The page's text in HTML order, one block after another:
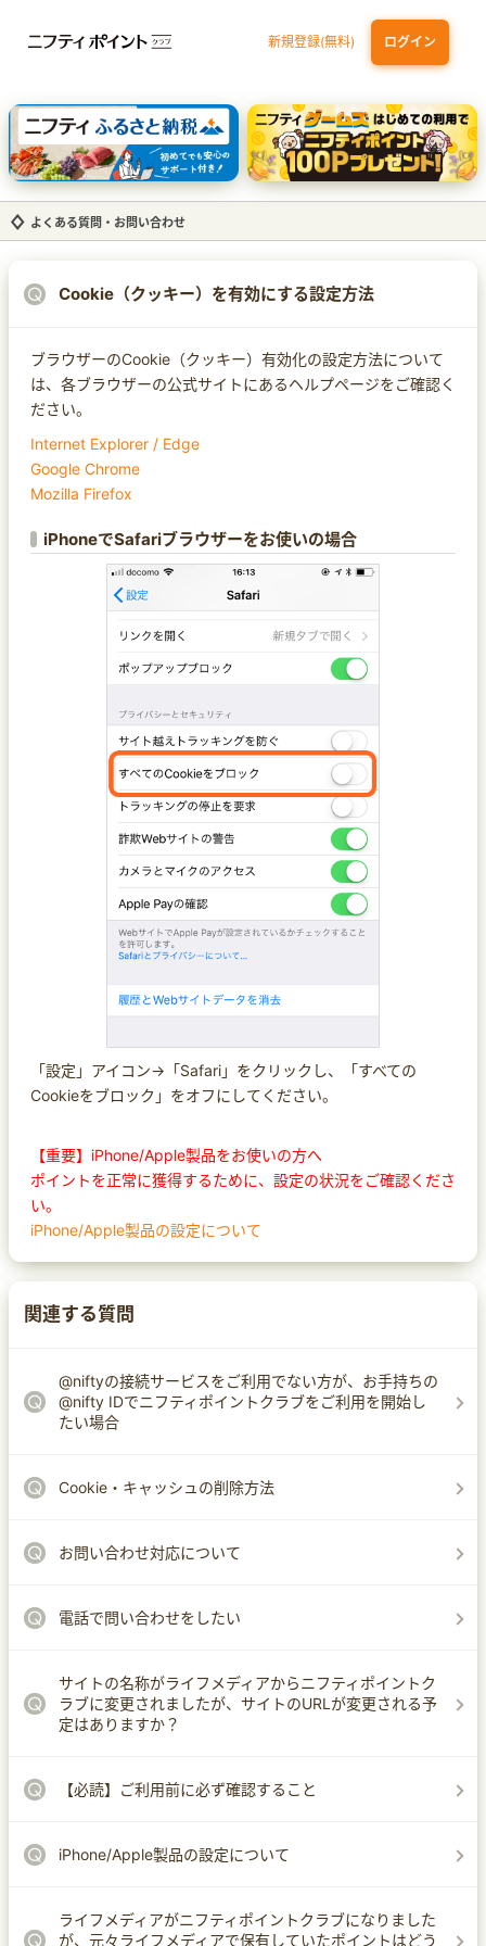
新規登録(無料) ログイン
三井住友カード ゴールド（NL）（家族カード発行） dカード GOLD
【実質初月無料】DMM | Disney+(ディズニープラス) セットプラン
SBI証券 確定拠出年金（iDeCo）
よくある質問・お問い合わせ
Cookie（クッキー）を有効にする設定方法
ブラウザーのCookie（クッキー）有効化の設定方法について
は、各ブラウザーの公式サイトにあるヘルプページをご確認く
ださい。
Internet Explorer / Edge
Google Chrome
Mozilla Firefox
iPhoneでSafariブラウザーをお使いの場合
「設定」アイコン→「Safari」をクリックし、「すべての
Cookieをブロック」をオフにしてください。
【重要】iPhone/Apple製品をお使いの方へ
ポイントを正常に獲得するために、設定の状況をご確認くださ
い。
iPhone/Apple製品の設定について
関連する質問
@niftyの接続サービスをご利用でない方が、お手持ちの
@nifty IDでニフティポイントクラブをご利用を開始し
たい場合
Cookie・キャッシュの削除方法
お問い合わせ対応について
電話で問い合わせをしたい
サイトの名称がライフメディアからニフティポイントク
ラブに変更されましたが、サイトのURLが変更される予
定はありますか？
【必読】ご利用前に必ず確認すること
iPhone/Apple製品の設定について
ライフメディアがニフティポイントクラブになりました
が、元々ライフメディアで保有していたポイントはどう